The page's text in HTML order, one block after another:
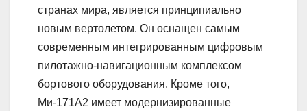
странах мира, является принципиально
новым вертолетом. Он оснащен самым
современным интегрированным цифровым
пилотажно-навигационным комплексом
бортового оборудования. Кроме того,
Ми-171А2 имеет модернизированные